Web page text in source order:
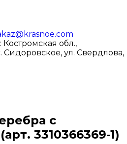
обл.,
Сидоровское, ул. Свердлова,
с
3310366369-1)